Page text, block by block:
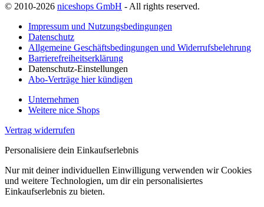
© 2010-2026 niceshops GmbH - All rights reserved.
Impressum und Nutzungsbedingungen
Datenschutz
Allgemeine Geschäftsbedingungen und Widerrufsbelehrung
Barrierefreiheitserklärung
Datenschutz-Einstellungen
Abo-Verträge hier kündigen
Unternehmen
Weitere nice Shops
Vertrag widerrufen
Personalisiere dein Einkaufserlebnis
Nur mit deiner individuellen Einwilligung verwenden wir Cookies
und weitere Technologien, um dir ein personalisiertes
Einkaufserlebnis zu bieten.